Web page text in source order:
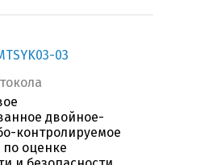
03
двойное-
контролируемое
по оценке